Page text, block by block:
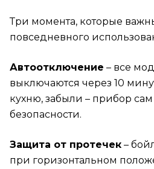
Три момента, которые
повседневного
Автоотключение – все
выключаются через 10
кухню, забыли – прибор сам
безопасности.
Защита от протечек –
при горизонтальном